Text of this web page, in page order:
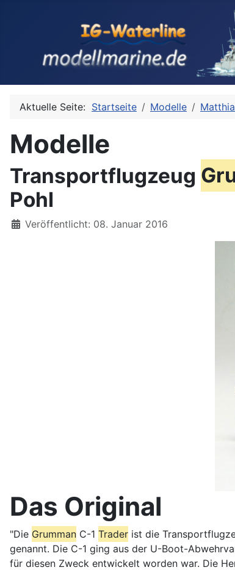
Aktuelle Seite: Startseite Modelle
Modelle
Transportflugzeug
Pohl
Details
Veröffentlicht: 08. Januar 2016
Das Original
"Die Grumman C-1 Trader ist die
genannt. Die C-1 ging aus der U-Boot-
für diesen Zweck entwickelt worden war. Die